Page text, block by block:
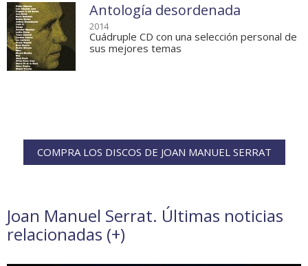
Antología desordenada
2014
Cuádruple CD con una selección personal de
sus mejores temas
COMPRA LOS DISCOS DE JOAN MANUEL SERRAT
Joan Manuel Serrat. Últimas noticias
relacionadas (+)